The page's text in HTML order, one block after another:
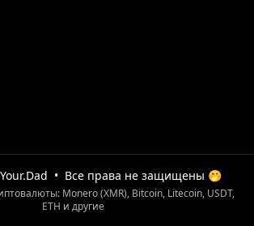
• Все права не защищены 🤭
Monero (XMR), Bitcoin, Litecoin, USDT,
ETH и другие